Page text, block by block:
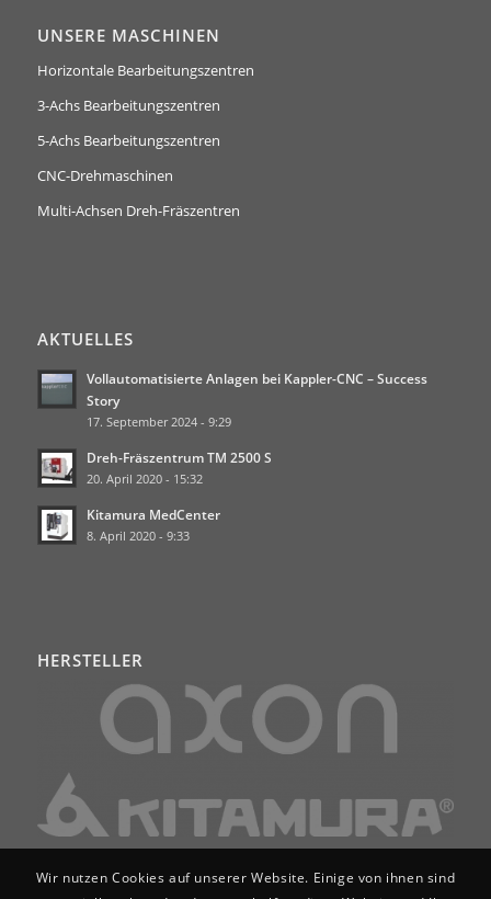
UNSERE MASCHINEN
Horizontale Bearbeitungszentren
3-Achs Bearbeitungszentren
5-Achs Bearbeitungszentren
CNC-Drehmaschinen
Multi-Achsen Dreh-Fräszentren
AKTUELLES
Vollautomatisierte Anlagen bei Kappler-CNC – Success
Story
17. September 2024 - 9:29
Dreh-Fräszentrum TM 2500 S
20. April 2020 - 15:32
Kitamura MedCenter
8. April 2020 - 9:33
HERSTELLER
Wir nutzen Cookies auf unserer Website. Einige von ihnen sind